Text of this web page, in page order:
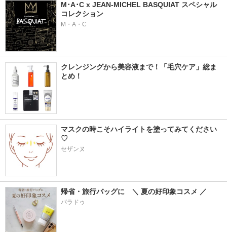
M･A･C x JEAN-MICHEL BASQUIAT スペシャル
コレクション
M・A・C
クレンジングから美容液まで！「毛穴ケア」総ま
とめ！
マスクの時こそハイライトを塗ってみてください
♡
セザンヌ
帰省・旅行バッグに　＼ 夏の好印象コスメ ／
パラドゥ